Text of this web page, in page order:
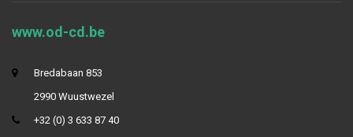
www.od-cd.be
Bredabaan 853
2990 Wuustwezel
+32 (0) 3 633 87 40